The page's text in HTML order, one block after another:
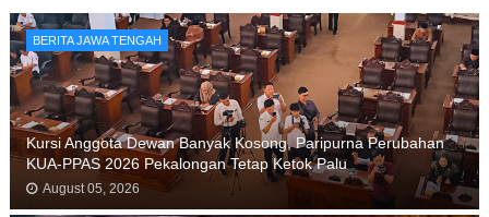
BERITA JAWA TENGAH
Kursi Anggota Dewan Banyak Kosong, Paripurna Perubahan
KUA-PPAS 2026 Pekalongan Tetap Ketok Palu
August 05, 2026